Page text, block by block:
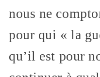
nous ne
pour qui « la
qu’il est pour